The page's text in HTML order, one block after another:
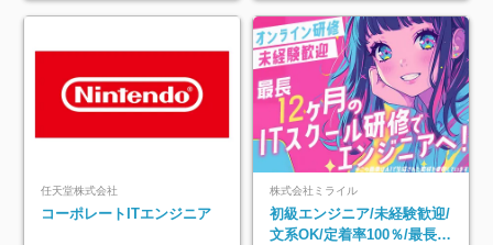
任天堂株式会社
コーポレートITエンジニア
株式会社ミライル
初級エンジニア/未経験歓迎/
文系OK/定着率100％/最長1